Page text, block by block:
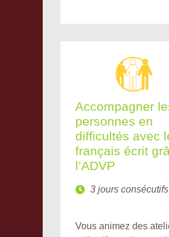
Accompagner
personnes en
difficultés avec
français écrit
l’ADVP
3 jours
Vous animez des